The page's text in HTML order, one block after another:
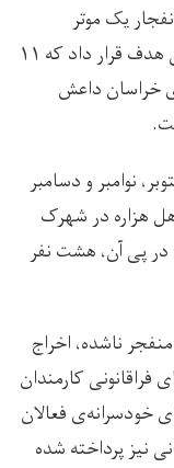
است که در ۷ نوامبر انفجار یک موتر
مسافربری را دوباره در منطقه‌ی دشت برچی هدف قرار داد که ۱۱
خراسان داعش
نوامبر و دسامبر
هزاره در شهرک
پی آن، هشت نفر
ناشده، اخراج
کارمندان
خودسرانه‌ی فعالان
نیز پرداخته شده